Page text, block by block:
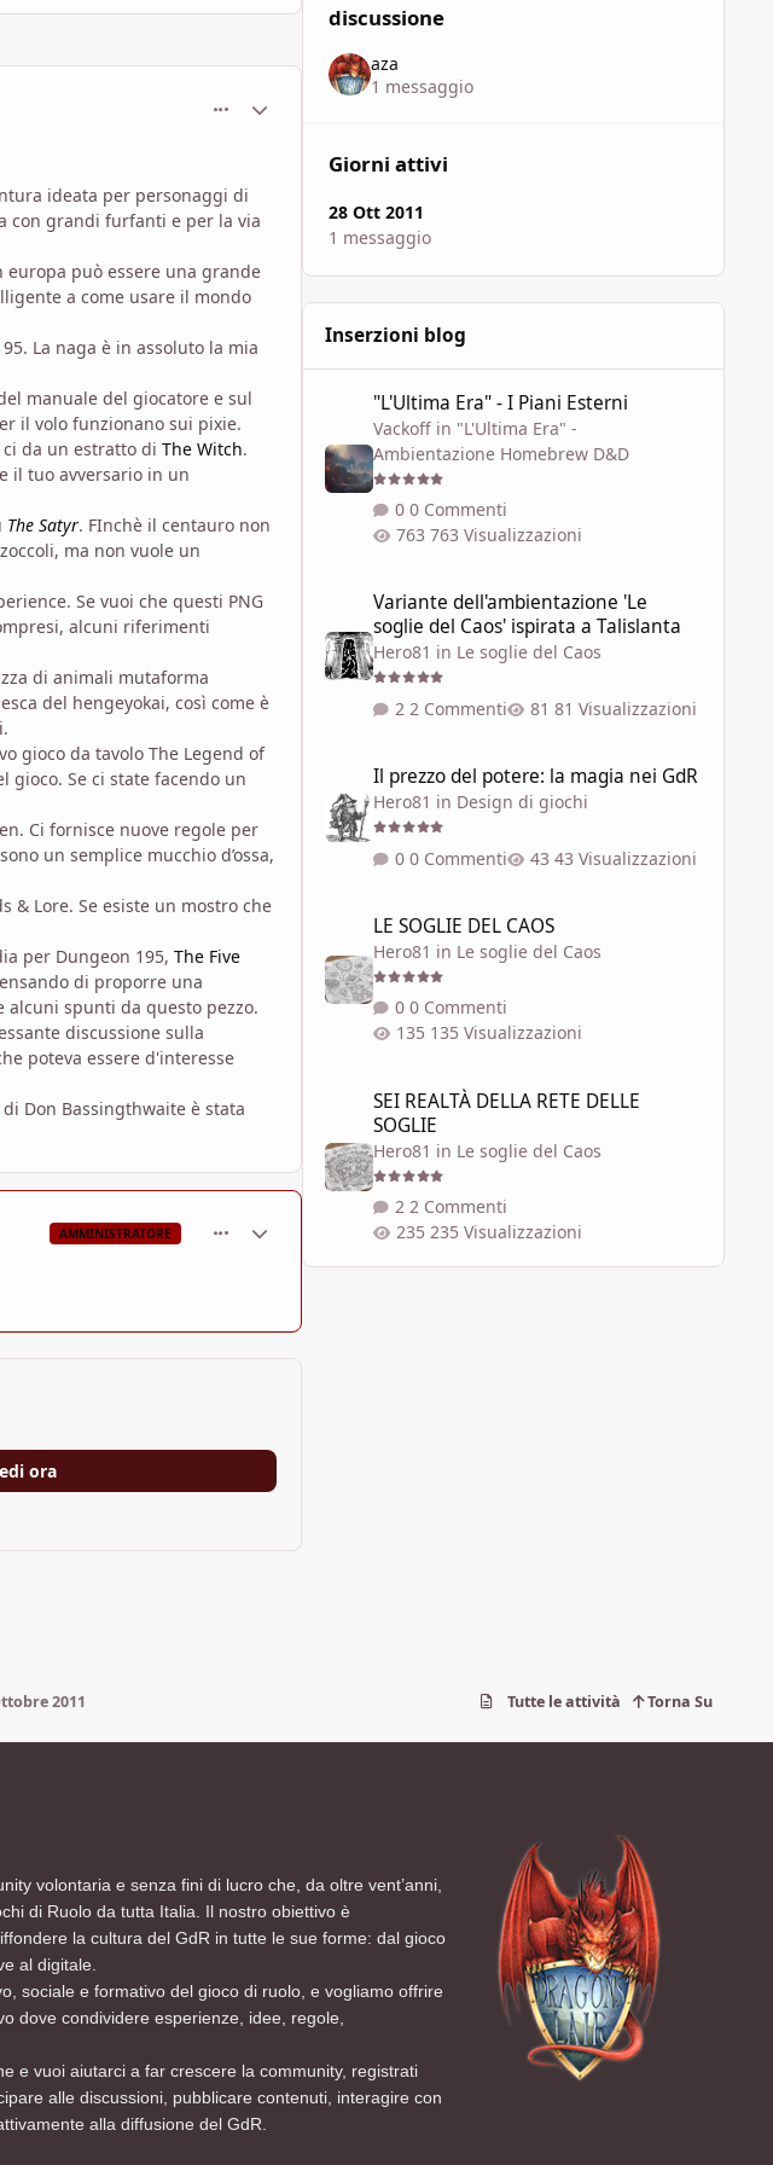
comment_656864
Statistiche Autore
ideata per personaggi di
con grandi furfanti e per la via
può essere una grande
a come usare il mondo
La naga è in assoluto la mia
manuale del giocatore e sul
il volo funzionano sui pixie.
da un estratto di The Witch.
il tuo avversario in un
The Satyr. FInchè il centauro non
ma non vuole un
Se vuoi che questi PNG
alcuni riferimenti
di animali mutaforma
del hengeyokai, così come è
gioco da tavolo The Legend of
gioco. Se ci state facendo un
Ci fornisce nuove regole per
un semplice mucchio d’ossa,
& Lore. Se esiste un mostro che
per Dungeon 195, The Five
di proporre una
spunti da questo pezzo.
discussione sulla
poteva essere d'interesse
di Don Bassingthwaite è stata
AMMINISTRATORE Statistiche Autore
ora
discussione
aza
1 messaggio
Giorni attivi
28 Ott 2011
1 messaggio
Inserzioni blog
"L'Ultima Era" - I Piani Esterni
Vackoffin "L'Ultima Era" -
Ambientazione Homebrew D&D
0 Commenti
763 Visualizzazioni
Variante dell'ambientazione 'Le
soglie del Caos' ispirata a Talislanta
Hero81 in Le soglie del Caos
2 Commenti 81 Visualizzazioni
Il prezzo del potere: la magia nei GdR
Hero81 in Design di giochi
0 Commenti 43 Visualizzazioni
LE SOGLIE DEL CAOS
Hero81 in Le soglie del Caos
0 Commenti
135 Visualizzazioni
SEI REALTÀ DELLA RETE DELLE
SOGLIE
Hero81 in Le soglie del Caos
2 Commenti
235 Visualizzazioni
2011 Tutte le attività Torna Su
volontaria e senza fini di lucro che, da oltre vent’anni,
di Ruolo da tutta Italia. Il nostro obiettivo è
la cultura del GdR in tutte le sue forme: dal gioco
al digitale.
sociale e formativo del gioco di ruolo, e vogliamo offrire
dove condividere esperienze, idee, regole,
e vuoi aiutarci a far crescere la community, registrati
alle discussioni, pubblicare contenuti, interagire con
alla diffusione del GdR.